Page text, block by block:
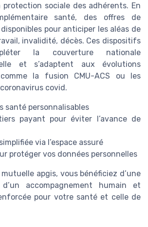
sociale des adhérents. En
santé, des offres de
pour anticiper les aléas de
invalidité, décès. Ces dispositifs
la couverture nationale
et s’adaptent aux évolutions
la fusion CMU-ACS ou les
covid.
santé personnalisables
payant pour éviter l’avance de
via l’espace assuré
protéger vos données personnelles
apgis, vous bénéficiez d’une
accompagnement humain et
pour votre santé et celle de